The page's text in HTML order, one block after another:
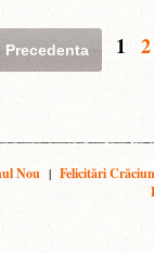
Precedenta 1 2
Nou | Felicitări